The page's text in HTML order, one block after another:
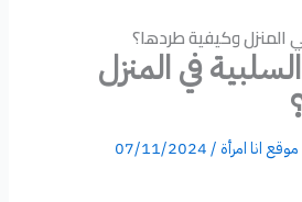
المنزل وكيفية طردها؟
في المنزل
انا امرأة /
07/11/2024